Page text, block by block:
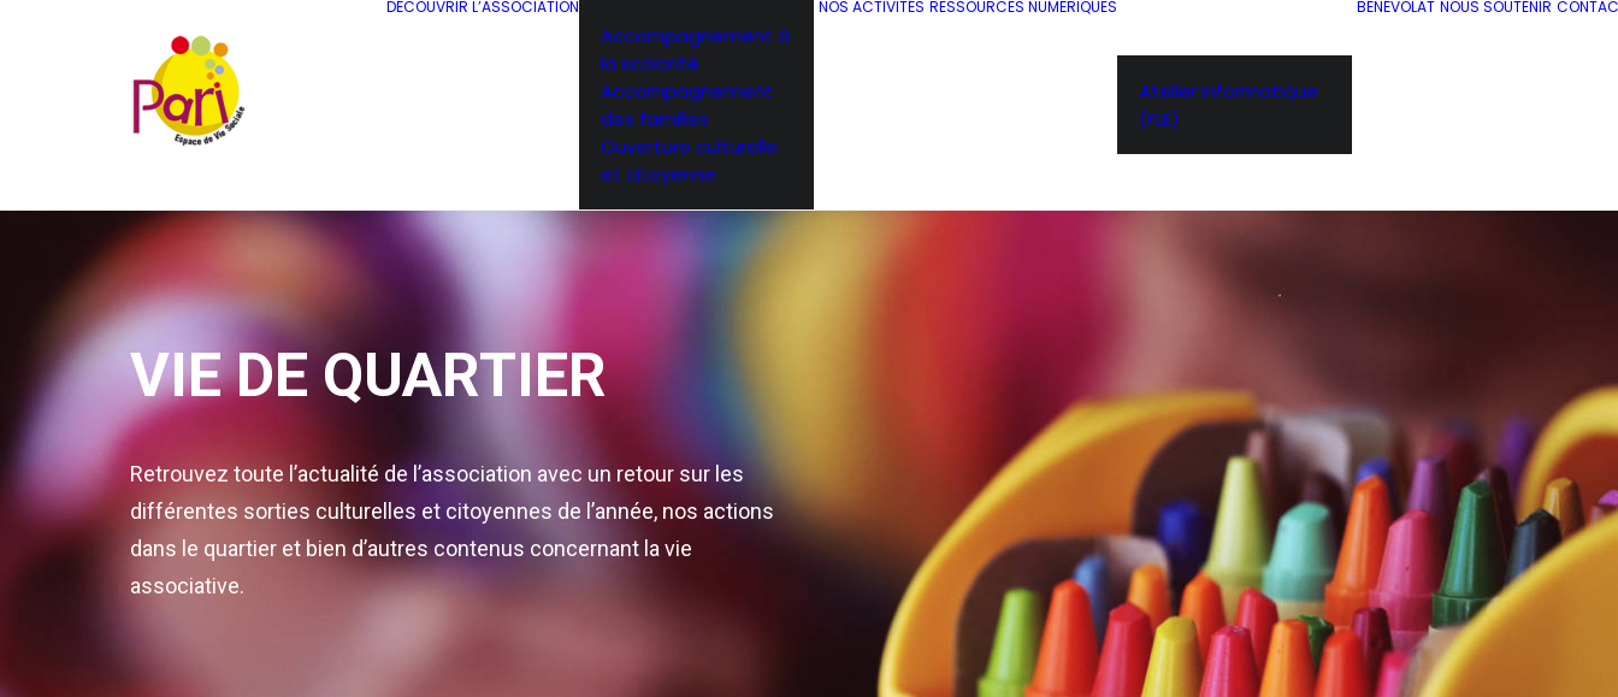
DÉCOUVRIR L’ASSOCIATION
Accompagnement à
la scolarité
Accompagnement
des familles
Ouverture culturelle
et citoyenne
NOS ACTIVITÉS RESSOURCES NUMÉRIQUES
Atelier informatique
(FLE)
BÉNÉVOLAT NOUS SOUTENIR
VIE DE QUARTIER
Retrouvez toute l’actualité de l’association avec un retour sur les
différentes sorties culturelles et citoyennes de l’année, nos actions
dans le quartier et bien d’autres contenus concernant la vie
associative.